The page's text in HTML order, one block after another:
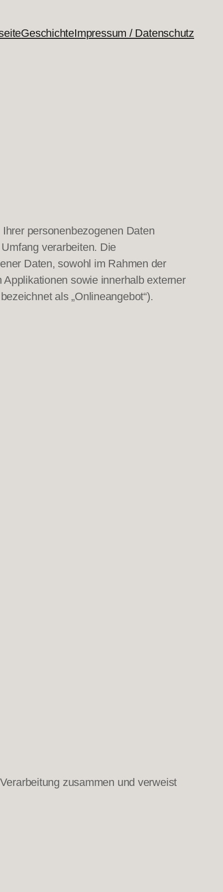
GeschichteImpressum / Datenschutz
personenbezogenen Daten
verarbeiten. Die
Daten, sowohl im Rahmen der
sowie innerhalb externer
als „Onlineangebot“).
zusammen und verweist